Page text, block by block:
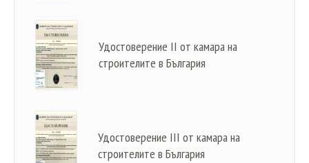
Удостоверение II от камара на
строителите в България
Удостоверение III от камара на
строителите в България